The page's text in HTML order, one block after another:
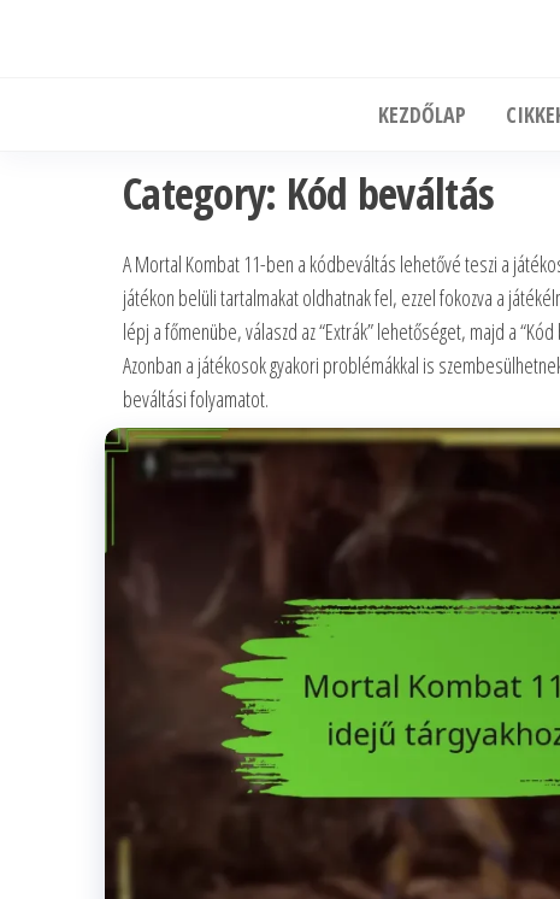
KEZDŐLAP
Category: Kód beváltás
A Mortal Kombat 11-ben a kódbeváltás lehetővé teszi a
játékon belüli tartalmakat oldhatnak fel, ezzel fokozva a
lépj a főmenübe, válaszd az “Extrák” lehetőséget, majd a
Azonban a játékosok gyakori problémákkal is
beváltási folyamatot.